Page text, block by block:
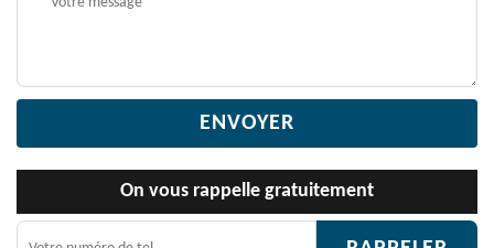
On vous rappelle gratuitement